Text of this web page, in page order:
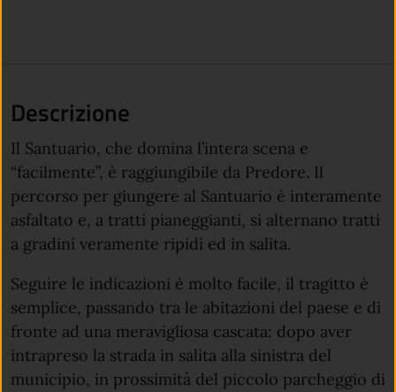
Descrizione
Il Santuario, che domina l’intera scena e
“facilmente”, è raggiungibile da Predore. Il
percorso per giungere al Santuario è interamente
asfaltato e, a tratti pianeggianti, si alternano tratti
a gradini veramente ripidi ed in salita.
Seguire le indicazioni è molto facile, il tragitto è
semplice, passando tra le abitazioni del paese e di
fronte ad una meravigliosa cascata: dopo aver
intrapreso la strada in salita alla sinistra del
municipio, in prossimità del piccolo parcheggio di